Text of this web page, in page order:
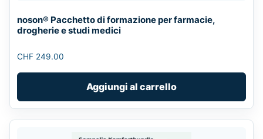
noson® Pacchetto di formazione per farmacie,
drogherie e studi medici
CHF 249.00
Aggiungi al carrello